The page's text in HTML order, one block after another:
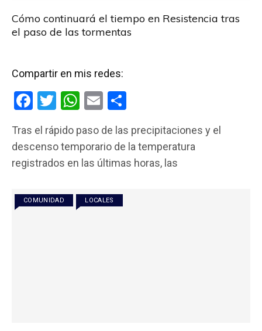
Cómo continuará el tiempo en Resistencia tras
el paso de las tormentas
Compartir en mis redes:
F
ce
b
o
k
T
tt
er
W
at
s
p
p
E
ail m
p
Tras el rápido paso de las precipitaciones y el
descenso temporario de la temperatura
registrados en las últimas horas, las
COMUNIDAD LOCALES